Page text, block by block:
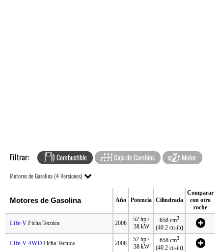
Filtrar: Combustible Caja de Cambios Motor
Motores de Gasolina (4 Versiones)
Motores de Gasolina Año Potencia Cilindrada
Comparar
con otro
coche
Life V Ficha Tecnica 2008
52 hp /
38 kW
658 cm3
(40.2 cu-in)
Life V 4WD Ficha Tecnica 2008
52 hp /
38 kW
658 cm3
(40.2 cu-in)